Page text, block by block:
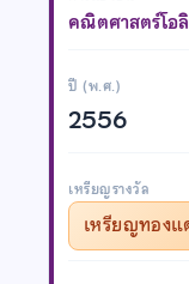
คณิตศาสตร์โอ
ปี (พ.ศ.)
2556
เหรียญรางวัล
เหรียญทองแ